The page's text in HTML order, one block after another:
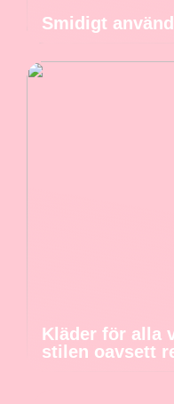
Smidigt
Kläder för alla
stilen oavsett